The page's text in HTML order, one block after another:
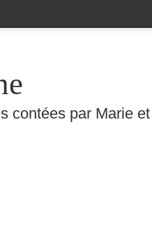
contées par Marie